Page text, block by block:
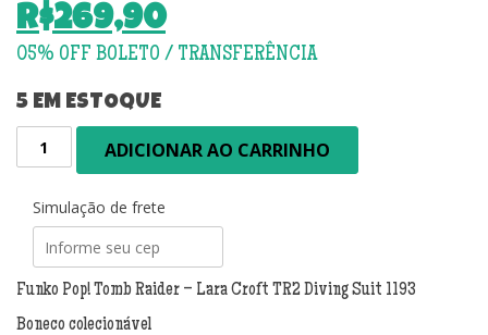
O
preço
era:
R$299,90.
R$269,90
O
atual
é:
R$269,90.
5 EM ESTOQUE
Funko
Pop!
Raider
Lara
Croft
Diving
ADICIONAR AO CARRINHO
Simulação de frete
Funko Pop! Tomb Raider – Lara Croft TR2 Diving Suit 1193
Boneco colecionável